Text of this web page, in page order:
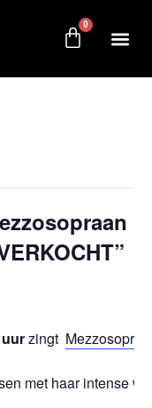
0
zingt
met haar intense